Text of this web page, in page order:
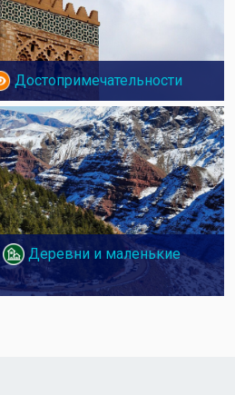
Достопримечательности
Деревни и маленькие